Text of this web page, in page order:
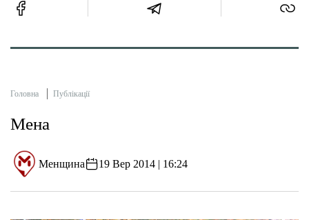
Головна Публікації
Мена
Менщина 19 Вер 2014 | 16:24